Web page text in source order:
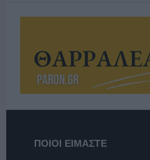
ΠΟΙΟΙ ΕΙΜΑΣΤΕ